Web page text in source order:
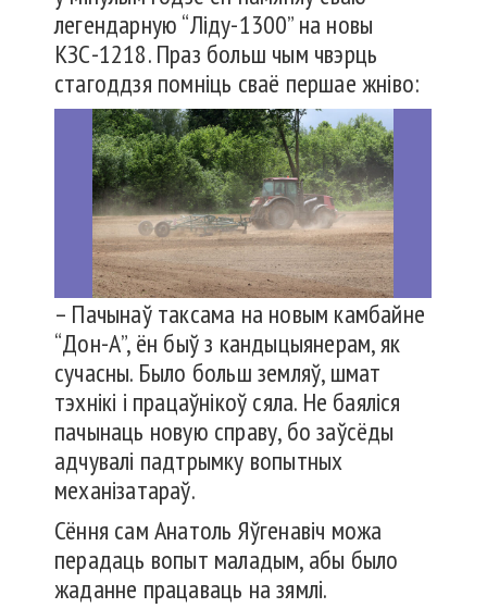
легендарную “Ліду-1300” на новы
КЗС-1218. Праз больш чым чвэрць
стагоддзя помніць сваё першае жніво:
– Пачынаў таксама на новым камбайне
“Дон-А”, ён быў з кандыцыянерам, як
сучасны. Было больш земляў, шмат
тэхнікі і працаўнікоў сяла. Не баяліся
пачынаць новую справу, бо заўсёды
адчувалі падтрымку вопытных
механізатараў.
Сёння сам Анатоль Яўгенавіч можа
перадаць вопыт маладым, абы было
жаданне працаваць на зямлі.